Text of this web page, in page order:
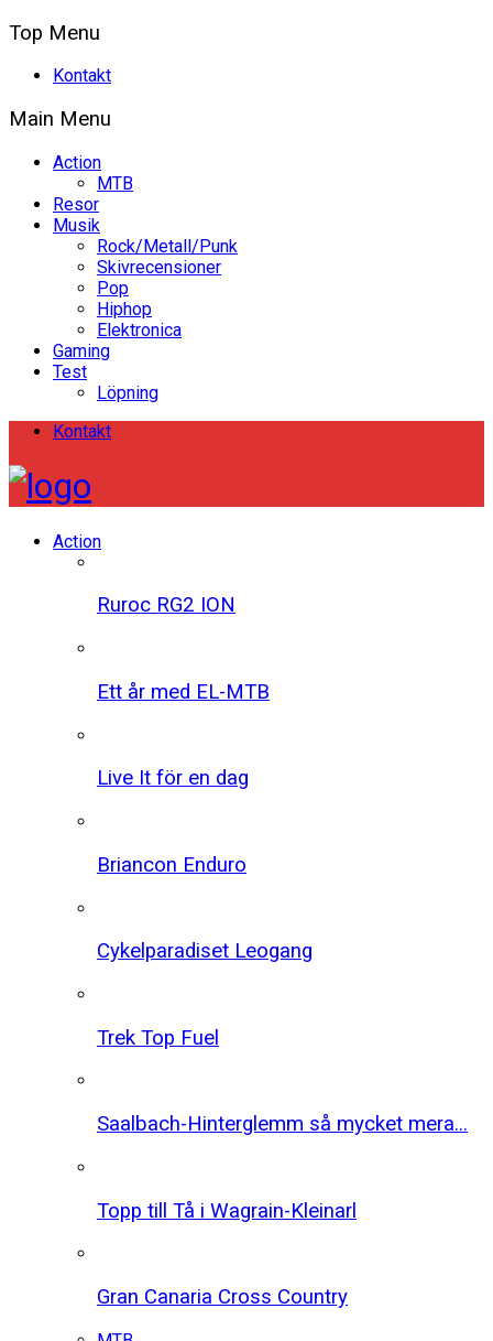
Top Menu
Kontakt
Main Menu
Action
MTB
Resor
Musik
Rock/Metall/Punk
Skivrecensioner
Pop
Hiphop
Elektronica
Gaming
Test
Löpning
Kontakt
Action
Ruroc RG2 ION
Ett år med EL-MTB
Live It för en dag
Briancon Enduro
Cykelparadiset Leogang
Trek Top Fuel
Saalbach-Hinterglemm så mycket mera...
Topp till Tå i Wagrain-Kleinarl
Gran Canaria Cross Country